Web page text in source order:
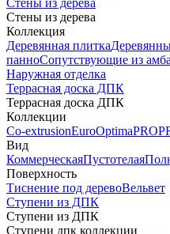
Стены из дерева
Стены из дерева
Коллекция
Деревянная плитка
панноСопутствующие из
Наружная отделка
Террасная доска ДПК
Террасная доска ДПК
Коллекции
Co-extrusionEuroOptimaPRO
Вид
КоммерческаяПустотелая
Поверхность
Тиснение под деревоВельвет
Ступени из ДПК
Ступени из ДПК
Ступени дпк коллекции